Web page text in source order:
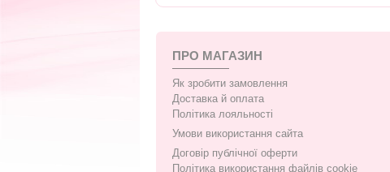
ПРО МАГАЗИН
Як зробити замовлення
Доставка й оплата
Політика лояльності
Умови використання сайта
Договір публічної оферти
Політика використання файлів cookie